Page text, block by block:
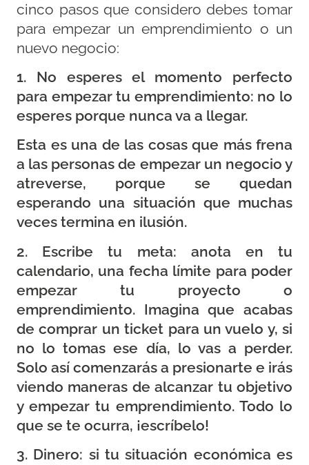
cinco pasos que considero debes tomar
para empezar un emprendimiento o un
nuevo negocio:
1. No esperes el momento perfecto
para empezar tu emprendimiento: no lo
esperes porque nunca va a llegar.
Esta es una de las cosas que más frena
a las personas de empezar un negocio y
atreverse, porque se quedan
esperando una situación que muchas
veces termina en ilusión.
2. Escribe tu meta: anota en tu
calendario, una fecha límite para poder
empezar tu proyecto o
emprendimiento. Imagina que acabas
de comprar un ticket para un vuelo y, si
no lo tomas ese día, lo vas a perder.
Solo así comenzarás a presionarte e irás
viendo maneras de alcanzar tu objetivo
y empezar tu emprendimiento. Todo lo
que se te ocurra, ¡escríbelo!
3. Dinero: si tu situación económica es